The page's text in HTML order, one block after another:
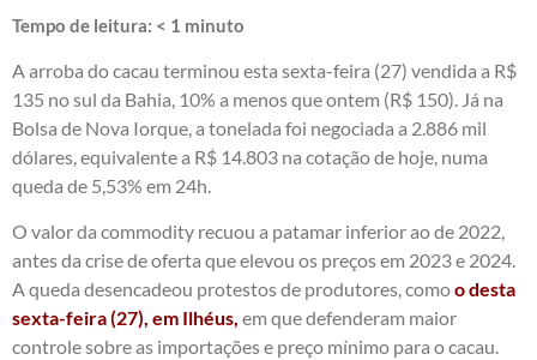
Tempo de leitura: < 1 minuto
A arroba do cacau terminou esta sexta-feira (27) vendida a R$
135 no sul da Bahia, 10% a menos que ontem (R$ 150). Já na
Bolsa de Nova Iorque, a tonelada foi negociada a 2.886 mil
dólares, equivalente a R$ 14.803 na cotação de hoje, numa
queda de 5,53% em 24h.
O valor da commodity recuou a patamar inferior ao de 2022,
antes da crise de oferta que elevou os preços em 2023 e 2024.
A queda desencadeou protestos de produtores, comoo desta
sexta-feira (27), em Ilhéus, em que defenderam maior
controle sobre as importações e preço mínimo para o cacau.